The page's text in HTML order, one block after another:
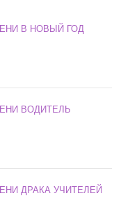
В НОВЫЙ ГОД
ВОДИТЕЛЬ
ДРАКА УЧИТЕЛЕЙ